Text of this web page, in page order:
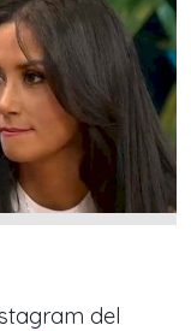
del